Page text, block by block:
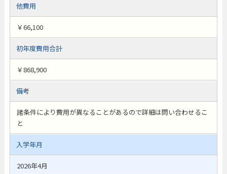
他費用
￥66,100
初年度費用合計
￥868,900
備考
諸条件により費用が異なることがあるので詳細は問い合わせるこ
と
入学年月
2026年4月